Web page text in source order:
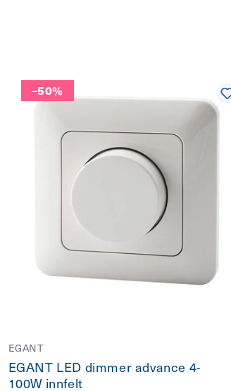
–50%
EGANT
EGANT LED dimmer advance 4-
100W innfelt